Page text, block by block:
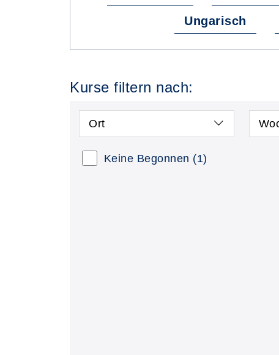
Ungarisch
Kurse filtern nach:
Ort
Kursstatus auswählen
Keine Begonnen (1)